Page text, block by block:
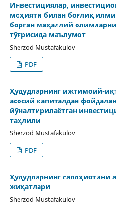
Инвестициялар,
моҳияти билан боғлиқ
борган маҳаллий
тўғрисида маълумот
Sherzod Mustafakulov
PDF
Ҳудудларнинг ижтимоий-
асосий капиталдан
йўналтирилаётган
таҳлили
Sherzod Mustafakulov
PDF
Ҳудудларнинг салоҳиятини
жиҳатлари
Sherzod Mustafakulov